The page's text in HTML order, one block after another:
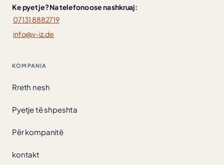
Ke pyetje? Na telefono ose na shkruaj:
07131 8882719
info@v-iz.de
KOMPANIA
Rreth nesh
Pyetje të shpeshta
Për kompanitë
kontakt